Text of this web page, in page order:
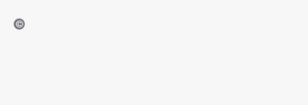
gty